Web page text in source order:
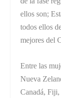
ellos son;
todos ellos
mejores del
Entre las
Nueva
Canadá,